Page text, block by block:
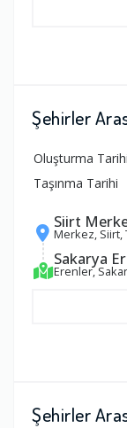
Şehirler
Oluşturma Tarihi
Taşınma Tarihi
Siirt
Merkez, Siirt,
Sakarya
Erenler,
Şehirler